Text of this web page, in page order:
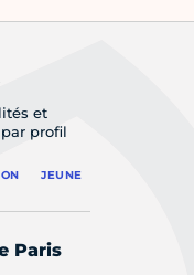
et
profil
JEUNE
Paris